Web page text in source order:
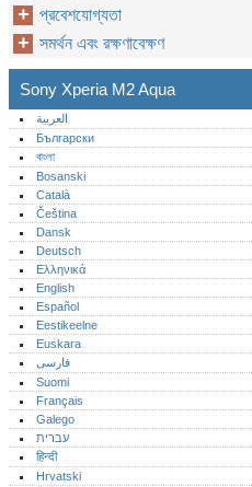
প্রবেশযোগ্যতা
সমর্থন এবং রক্ষণাবেক্ষণ
Sony Xperia M2 Aqua
العربية
Български
বাংলা
Bosanski
Català
Čeština
Dansk
Deutsch
Ελληνικά
English
Español
Eestikeelne
Euskara
فارسی
Suomi
Français
Galego
עברית
हिन्दी
Hrvatski